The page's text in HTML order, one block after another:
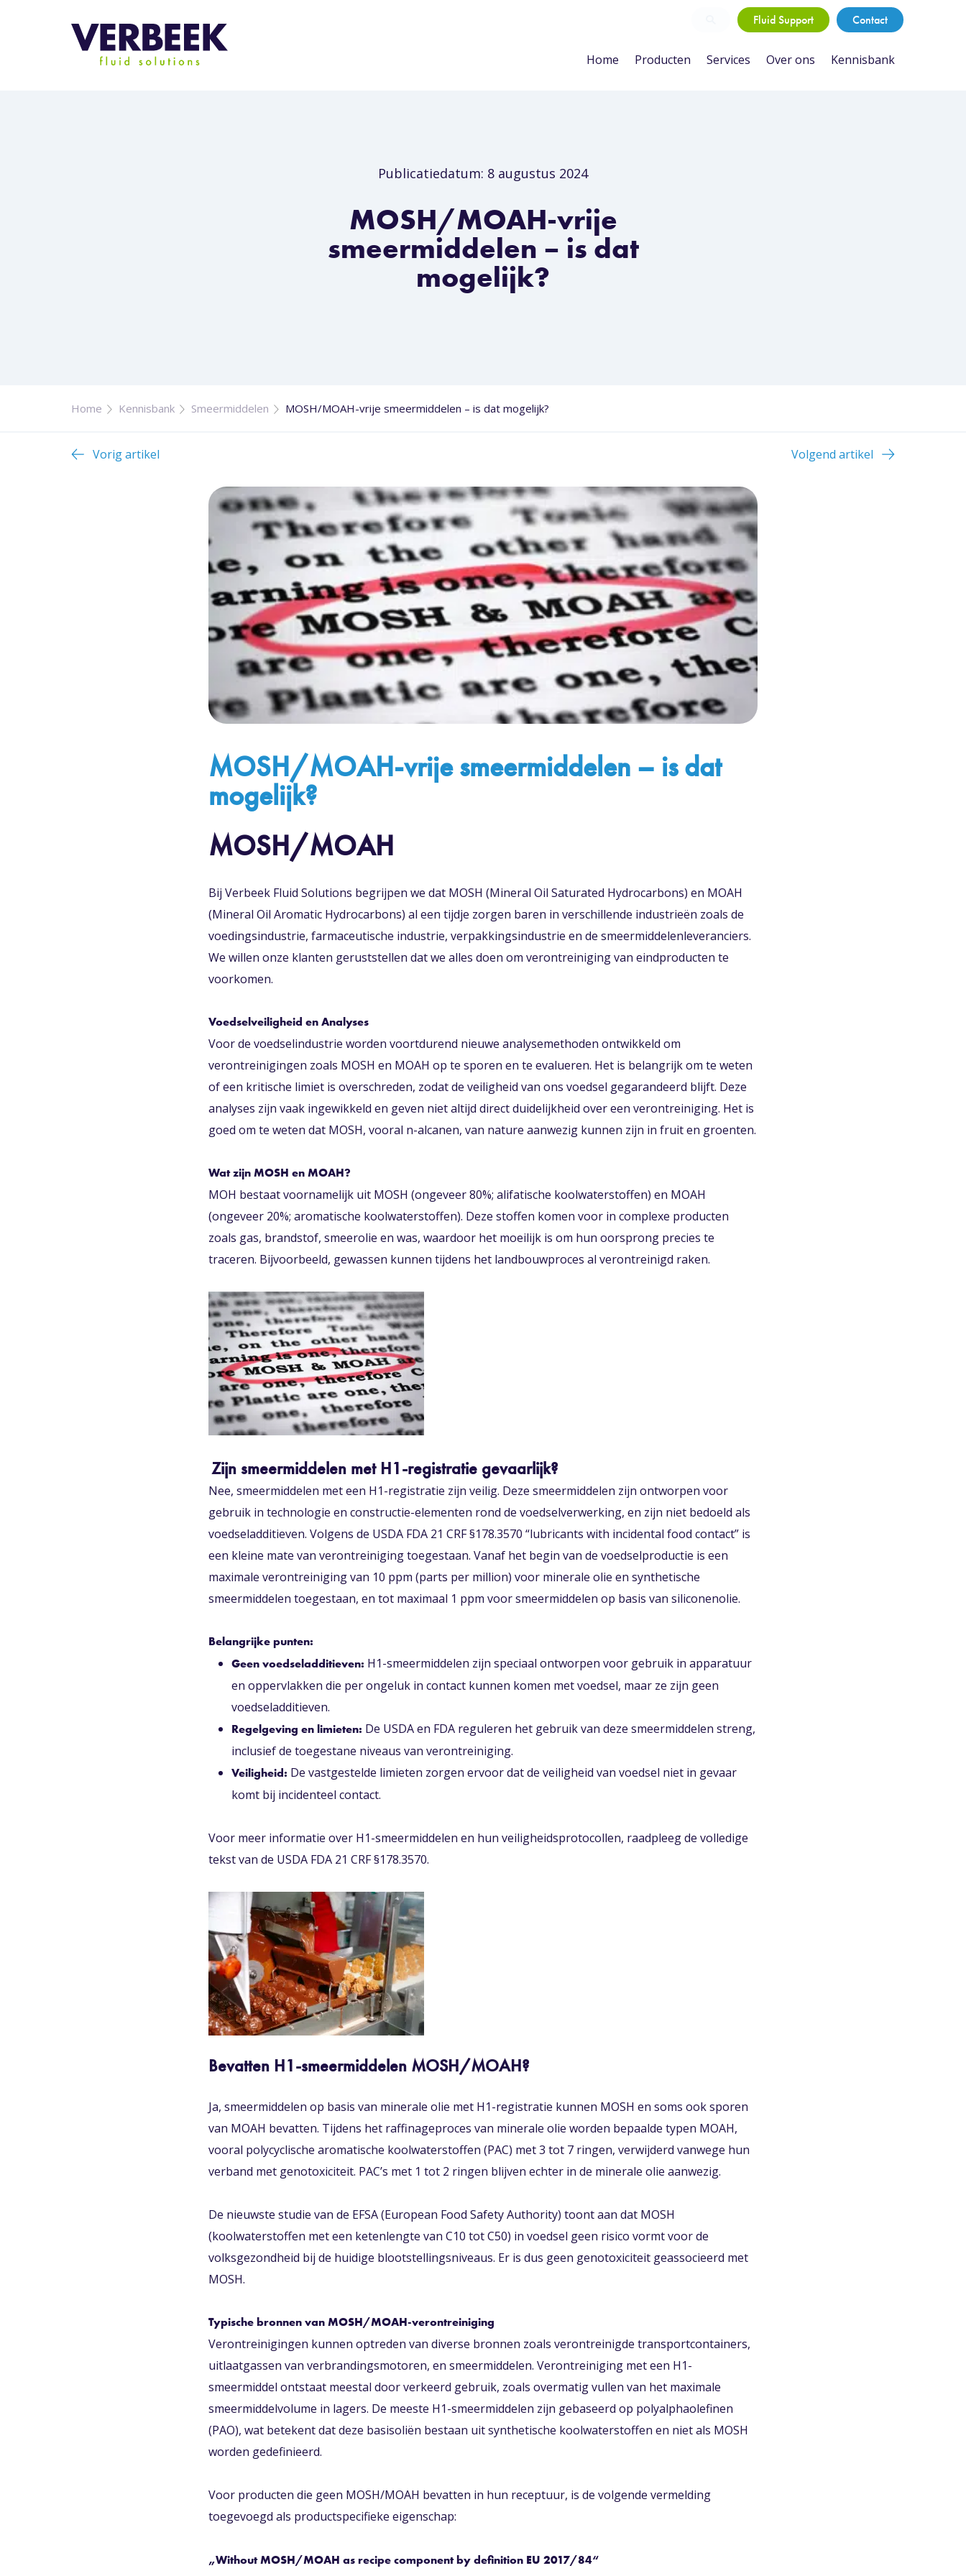
Home Producten Services Over ons Kennisbank
Fluid Support Contact
Publicatiedatum: 8 augustus 2024
MOSH/MOAH-vrije
smeermiddelen – is dat
mogelijk?
Home Kennisbank Smeermiddelen MOSH/MOAH-vrije smeermiddelen – is dat mogelijk?
Vorig artikel Volgend artikel
MOSH/MOAH-vrije smeermiddelen – is dat
mogelijk?
MOSH/MOAH
Bij Verbeek Fluid Solutions begrijpen we dat MOSH (Mineral Oil Saturated Hydrocarbons) en MOAH
(Mineral Oil Aromatic Hydrocarbons) al een tijdje zorgen baren in verschillende industrieën zoals de
voedingsindustrie, farmaceutische industrie, verpakkingsindustrie en de smeermiddelenleveranciers.
We willen onze klanten geruststellen dat we alles doen om verontreiniging van eindproducten te
voorkomen.
Voedselveiligheid en Analyses
Voor de voedselindustrie worden voortdurend nieuwe analysemethoden ontwikkeld om
verontreinigingen zoals MOSH en MOAH op te sporen en te evalueren. Het is belangrijk om te weten
of een kritische limiet is overschreden, zodat de veiligheid van ons voedsel gegarandeerd blijft. Deze
analyses zijn vaak ingewikkeld en geven niet altijd direct duidelijkheid over een verontreiniging. Het is
goed om te weten dat MOSH, vooral n-alcanen, van nature aanwezig kunnen zijn in fruit en groenten.
Wat zijn MOSH en MOAH?
MOH bestaat voornamelijk uit MOSH (ongeveer 80%; alifatische koolwaterstoffen) en MOAH
(ongeveer 20%; aromatische koolwaterstoffen). Deze stoffen komen voor in complexe producten
zoals gas, brandstof, smeerolie en was, waardoor het moeilijk is om hun oorsprong precies te
traceren. Bijvoorbeeld, gewassen kunnen tijdens het landbouwproces al verontreinigd raken.
Zijn smeermiddelen met H1-registratie gevaarlijk?
Nee, smeermiddelen met een H1-registratie zijn veilig. Deze smeermiddelen zijn ontworpen voor
gebruik in technologie en constructie-elementen rond de voedselverwerking, en zijn niet bedoeld als
voedseladditieven. Volgens de USDA FDA 21 CRF §178.3570 “lubricants with incidental food contact” is
een kleine mate van verontreiniging toegestaan. Vanaf het begin van de voedselproductie is een
maximale verontreiniging van 10 ppm (parts per million) voor minerale olie en synthetische
smeermiddelen toegestaan, en tot maximaal 1 ppm voor smeermiddelen op basis van siliconenolie.
Belangrijke punten:
Geen voedseladditieven: H1-smeermiddelen zijn speciaal ontworpen voor gebruik in apparatuur
en oppervlakken die per ongeluk in contact kunnen komen met voedsel, maar ze zijn geen
voedseladditieven.
Regelgeving en limieten: De USDA en FDA reguleren het gebruik van deze smeermiddelen streng,
inclusief de toegestane niveaus van verontreiniging.
Veiligheid: De vastgestelde limieten zorgen ervoor dat de veiligheid van voedsel niet in gevaar
komt bij incidenteel contact.
Voor meer informatie over H1-smeermiddelen en hun veiligheidsprotocollen, raadpleeg de volledige
tekst van de USDA FDA 21 CRF §178.3570.
Bevatten H1-smeermiddelen MOSH/MOAH?
Ja, smeermiddelen op basis van minerale olie met H1-registratie kunnen MOSH en soms ook sporen
van MOAH bevatten. Tijdens het raffinageproces van minerale olie worden bepaalde typen MOAH,
vooral polycyclische aromatische koolwaterstoffen (PAC) met 3 tot 7 ringen, verwijderd vanwege hun
verband met genotoxiciteit. PAC’s met 1 tot 2 ringen blijven echter in de minerale olie aanwezig.
De nieuwste studie van de EFSA (European Food Safety Authority) toont aan dat MOSH
(koolwaterstoffen met een ketenlengte van C10 tot C50) in voedsel geen risico vormt voor de
volksgezondheid bij de huidige blootstellingsniveaus. Er is dus geen genotoxiciteit geassocieerd met
MOSH.
Typische bronnen van MOSH/MOAH-verontreiniging
Verontreinigingen kunnen optreden van diverse bronnen zoals verontreinigde transportcontainers,
uitlaatgassen van verbrandingsmotoren, en smeermiddelen. Verontreiniging met een H1-
smeermiddel ontstaat meestal door verkeerd gebruik, zoals overmatig vullen van het maximale
smeermiddelvolume in lagers. De meeste H1-smeermiddelen zijn gebaseerd op polyalphaolefinen
(PAO), wat betekent dat deze basisoliën bestaan uit synthetische koolwaterstoffen en niet als MOSH
worden gedefinieerd.
Voor producten die geen MOSH/MOAH bevatten in hun receptuur, is de volgende vermelding
toegevoegd als productspecifieke eigenschap:
„Without MOSH/MOAH as recipe component by definition EU 2017/84“